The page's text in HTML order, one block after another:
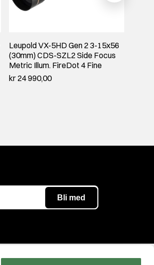
Leupold VX-5HD Gen 2 3-15x56
(30mm) CDS-SZL2 Side Focus
Metric Illum. FireDot 4 Fine
kr 24 990,00